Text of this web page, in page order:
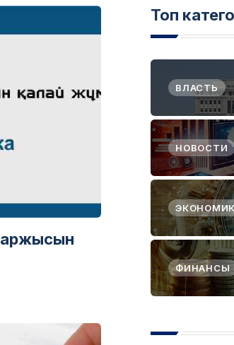
Топ
ВЛАСТЬ
НОВОСТИ
ФИНАНСЫ